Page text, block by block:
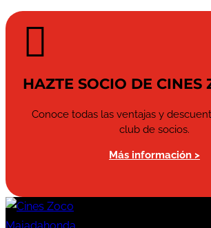

HAZTE SOCIO DE CINES
Conoce todas las ventajas y
club de socios.
Más información >